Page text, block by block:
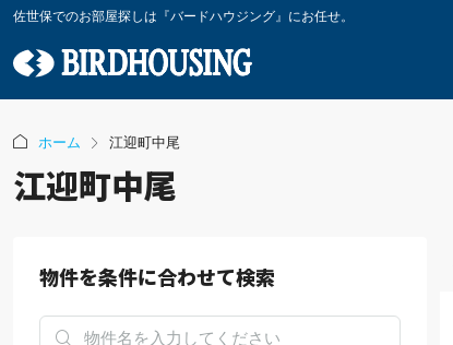
佐世保でのお部屋探しは『バードハウジング』にお任せ。
ホーム 江迎町中尾
江迎町中尾
物件を条件に合わせて検索